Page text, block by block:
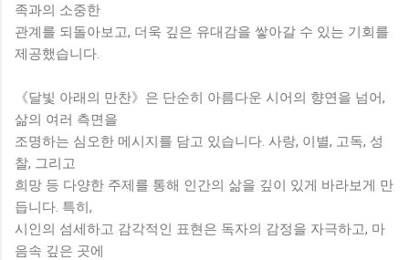
족과의 소중한
관계를 되돌아보고, 더욱 깊은 유대감을 쌓아갈 수 있는 기회를
제공했습니다.
《달빛 아래의 만찬》은 단순히 아름다운 시어의 향연을 넘어,
삶의 여러 측면을
조명하는 심오한 메시지를 담고 있습니다. 사랑, 이별, 고독, 성
찰, 그리고
희망 등 다양한 주제를 통해 인간의 삶을 깊이 있게 바라보게 만
듭니다. 특히,
시인의 섬세하고 감각적인 표현은 독자의 감정을 자극하고, 마
음속 깊은 곳에